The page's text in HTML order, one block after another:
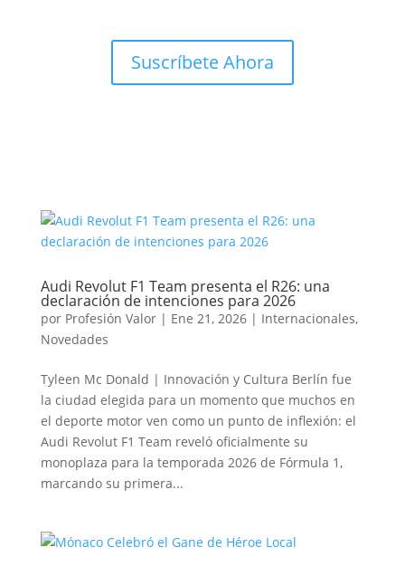
Suscríbete Ahora
Audi Revolut F1 Team presenta el R26: una
declaración de intenciones para 2026
por Profesión Valor| Ene 21, 2026| Internacionales,
Novedades
Tyleen Mc Donald | Innovación y Cultura Berlín fue
la ciudad elegida para un momento que muchos en
el deporte motor ven como un punto de inflexión: el
Audi Revolut F1 Team reveló oficialmente su
monoplaza para la temporada 2026 de Fórmula 1,
marcando su primera...